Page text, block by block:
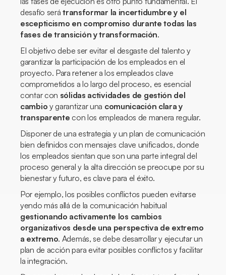
desafío serátransformar la incertidumbre y el
escepticismo en compromiso durante todas las
fases de transición y transformación.
El objetivo debe ser evitar el desgaste del talento y
garantizar la participación de los empleados en el
proyecto. Para retener a los empleados clave
comprometidos a lo largo del proceso, es esencial
contar con sólidas actividades de gestión del
cambio y garantizar una comunicación clara y
transparente con los empleados de manera regular.
Disponer de una estrategia y un plan de comunicación
bien definidos con mensajes clave unificados, donde
los empleados sientan que son una parte integral del
proceso general y la alta dirección se preocupe por su
bienestar y futuro, es clave para el éxito.
Por ejemplo, los posibles conflictos pueden evitarse
yendo más allá de la comunicación habitual
gestionando activamente los cambios
organizativos desde una perspectiva de extremo
a extremo. Además, se debe desarrollar y ejecutar un
plan de acción para evitar posibles conflictos y facilitar
la integración.